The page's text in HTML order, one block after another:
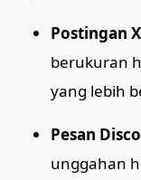
Postingan
berukuran
yang lebih
Pesan
unggahan